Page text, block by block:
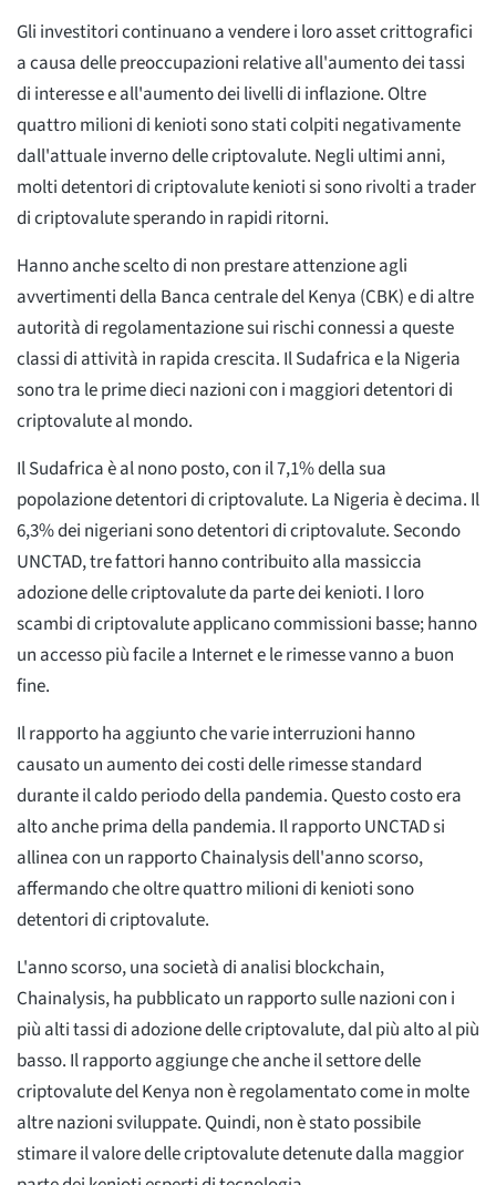
Gli investitori continuano a vendere i loro asset crittografici
a causa delle preoccupazioni relative all'aumento dei tassi
di interesse e all'aumento dei livelli di inflazione. Oltre
quattro milioni di kenioti sono stati colpiti negativamente
dall'attuale inverno delle criptovalute. Negli ultimi anni,
molti detentori di criptovalute kenioti si sono rivolti a trader
di criptovalute sperando in rapidi ritorni.
Hanno anche scelto di non prestare attenzione agli
avvertimenti della Banca centrale del Kenya (CBK) e di altre
autorità di regolamentazione sui rischi connessi a queste
classi di attività in rapida crescita. Il Sudafrica e la Nigeria
sono tra le prime dieci nazioni con i maggiori detentori di
criptovalute al mondo.
Il Sudafrica è al nono posto, con il 7,1% della sua
popolazione detentori di criptovalute. La Nigeria è decima. Il
6,3% dei nigeriani sono detentori di criptovalute. Secondo
UNCTAD, tre fattori hanno contribuito alla massiccia
adozione delle criptovalute da parte dei kenioti. I loro
scambi di criptovalute applicano commissioni basse; hanno
un accesso più facile a Internet e le rimesse vanno a buon
fine.
Il rapporto ha aggiunto che varie interruzioni hanno
causato un aumento dei costi delle rimesse standard
durante il caldo periodo della pandemia. Questo costo era
alto anche prima della pandemia. Il rapporto UNCTAD si
allinea con un rapporto Chainalysis dell'anno scorso,
affermando che oltre quattro milioni di kenioti sono
detentori di criptovalute.
L'anno scorso, una società di analisi blockchain,
Chainalysis, ha pubblicato un rapporto sulle nazioni con i
più alti tassi di adozione delle criptovalute, dal più alto al più
basso. Il rapporto aggiunge che anche il settore delle
criptovalute del Kenya non è regolamentato come in molte
altre nazioni sviluppate. Quindi, non è stato possibile
stimare il valore delle criptovalute detenute dalla maggior